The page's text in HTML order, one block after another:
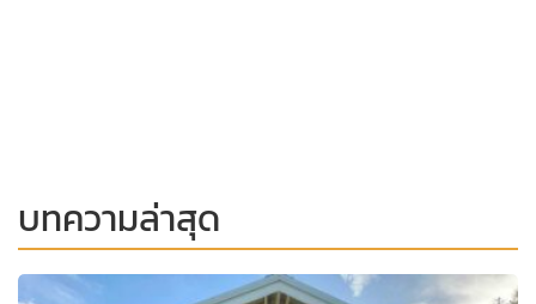
บทความล่าสุด